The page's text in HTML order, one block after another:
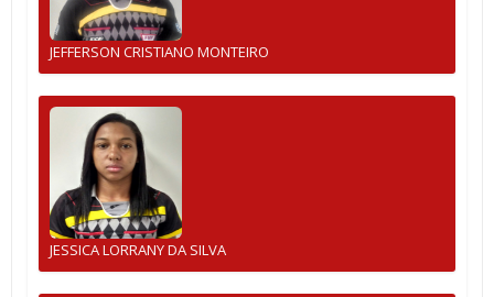
JEFFERSON CRISTIANO MONTEIRO
JESSICA LORRANY DA SILVA